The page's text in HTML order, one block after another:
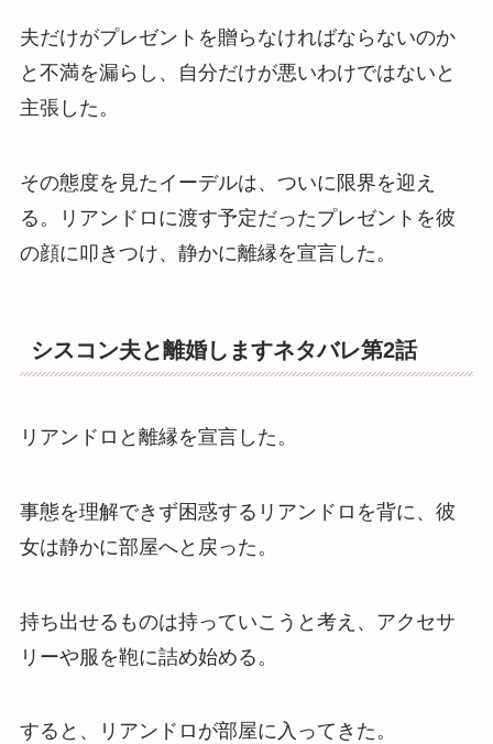
夫だけがプレゼントを贈らなければならないのか
と不満を漏らし、自分だけが悪いわけではないと
主張した。
その態度を見たイーデルは、ついに限界を迎え
る。リアンドロに渡す予定だったプレゼントを彼
の顔に叩きつけ、静かに離縁を宣言した。
シスコン夫と離婚しますネタバレ第2話
リアンドロと離縁を宣言した。
事態を理解できず困惑するリアンドロを背に、彼
女は静かに部屋へと戻った。
持ち出せるものは持っていこうと考え、アクセサ
リーや服を鞄に詰め始める。
すると、リアンドロが部屋に入ってきた。